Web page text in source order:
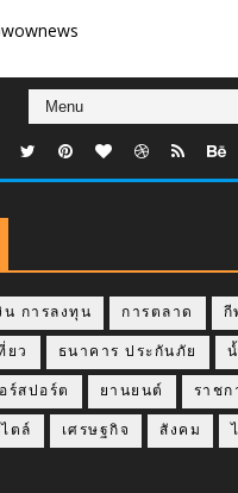
น การลงทุน การตลาด กี
ยว ธนาคาร ประกันภัย
ร์สปอร์ต ยานยนต์ ราชก
ตล์ เศรษฐกิจ สังคม